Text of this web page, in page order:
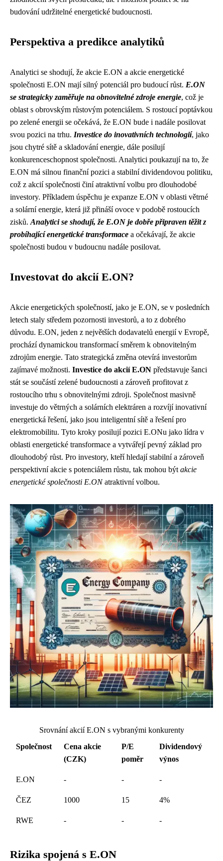
budování udržitelné energetické budoucnosti.
Perspektiva a predikce analytiků
Analytici se shodují, že akcie E.ON a akcie energetické
společnosti E.ON mají silný potenciál pro budoucí růst. E.ON
se strategicky zaměřuje na obnovitelné zdroje energie, což je
oblast s obrovským růstovým potenciálem. S rostoucí poptávkou
po zelené energii se očekává, že E.ON bude i nadále posilovat
svou pozici na trhu. Investice do inovativních technologií, jako
jsou chytré sítě a skladování energie, dále posilují
konkurenceschopnost společnosti. Analytici poukazují na to, že
E.ON má silnou finanční pozici a stabilní dividendovou politiku,
což z akcií společnosti činí atraktivní volbu pro dlouhodobé
investory. Příkladem úspěchu je expanze E.ON v oblasti větrné
a solární energie, která již přináší ovoce v podobě rostoucích
zisků. Analytici se shodují, že E.ON je dobře připraven těžit z
probíhající energetické transformace a očekávají, že akcie
společnosti budou v budoucnu nadále posilovat.
Investovat do akcií E.ON?
Akcie energetických společností, jako je E.ON, se v posledních
letech staly středem pozornosti investorů, a to z dobrého
důvodu. E.ON, jeden z největších dodavatelů energií v Evropě,
prochází dynamickou transformací směrem k obnovitelným
zdrojům energie. Tato strategická změna otevírá investorům
zajímavé možnosti. Investice do akcií E.ON představuje šanci
stát se součástí zelené budoucnosti a zároveň profitovat z
rostoucího trhu s obnovitelnými zdroji. Společnost masivně
investuje do větrných a solárních elektráren a rozvíjí inovativní
energetická řešení, jako jsou inteligentní sítě a řešení pro
elektromobilitu. Tyto kroky posilují pozici E.ONu jako lídra v
oblasti energetické transformace a vytvářejí pevný základ pro
dlouhodobý růst. Pro investory, kteří hledají stabilní a zároveň
perspektivní akcie s potenciálem růstu, tak mohou být akcie
energetické společnosti E.ONatraktivní volbou.
Srovnání akcií E.ON s vybranými konkurenty
Společnost
Cena akcie
(CZK)
P/E
poměr
Dividendový
výnos
E.ON - - -
ČEZ 1000 15 4%
RWE - - -
Rizika spojená s E.ON